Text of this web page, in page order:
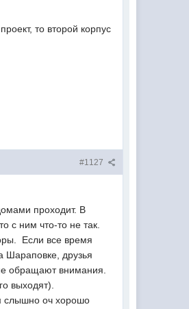
то второй корпус
#1127
проходит. В
с ним что-то не так.
Если все время
Шараповке, друзья
обращают внимания.
выходят).
слышно оч хорошо